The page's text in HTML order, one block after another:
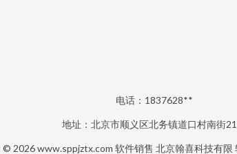
电话：1837628**
地址：北京市顺义区北务镇道口村南街
© 2026www.sppjztx.com 软件销售 北京翰喜科技有限